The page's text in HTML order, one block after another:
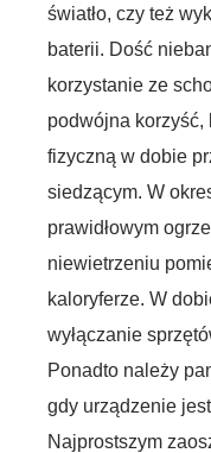
światło, czy też
baterii. Dość
korzystanie ze
podwójna korzyść,
fizyczną w dobie
siedzącym. W
prawidłowym
niewietrzeniu
kaloryferze. W
wyłączanie
Ponadto należy
gdy urządzenie
Najprostszym